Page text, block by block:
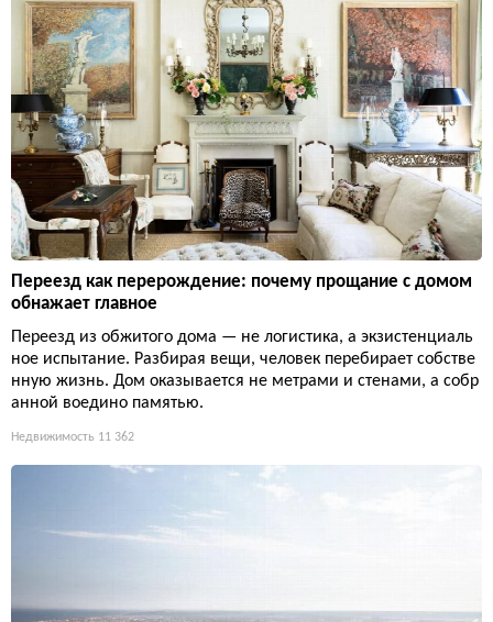
Переезд как перерождение: почему прощание с домом
обнажает главное
Переезд из обжитого дома — не логистика, а экзистенциаль
ное испытание. Разбирая вещи, человек перебирает собстве
нную жизнь. Дом оказывается не метрами и стенами, а собр
анной воедино памятью.
Недвижимость 11 362